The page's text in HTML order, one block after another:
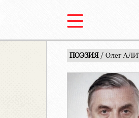
ПОЭЗИЯ / Олег